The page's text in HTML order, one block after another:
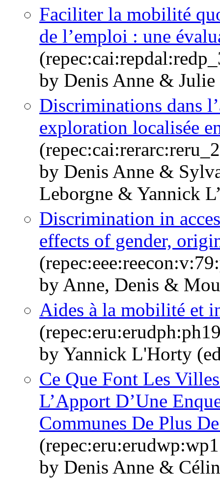
Faciliter la mobilité
de l’emploi : une
by Denis Anne &
Discriminations dans
exploration localisée
by Denis Anne &
Leborgne & Yannick
Discrimination in
effects of gender,
by Anne, Denis &
Aides à la mobilité et
by Yannick L'Horty
Ce Que Font Les
L’Apport D’Une
Communes De Plus
by Denis Anne &